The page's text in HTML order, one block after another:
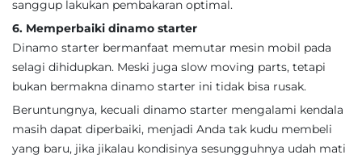
sanggup lakukan pembakaran optimal.
6. Memperbaiki dinamo starter
Dinamo starter bermanfaat memutar mesin mobil pada
selagi dihidupkan. Meski juga slow moving parts, tetapi
bukan bermakna dinamo starter ini tidak bisa rusak.
Beruntungnya, kecuali dinamo starter mengalami kendala
masih dapat diperbaiki, menjadi Anda tak kudu membeli
yang baru, jika jikalau kondisinya sesungguhnya udah mati